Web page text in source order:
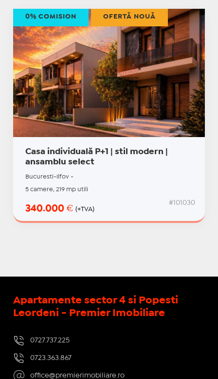
Casa individuală P+1 | stil modern |
ansamblu select
Bucuresti-Ilfov -
5 camere, 219 mp utili
340.000 € (+TVA)
#101030
0% COMISION OFERTĂ NOUĂ
Apartamente sector 4 si Popesti
Leordeni - Premier Imobiliare
0727.737.225
0723.363.867
office@premierimobiliare.ro